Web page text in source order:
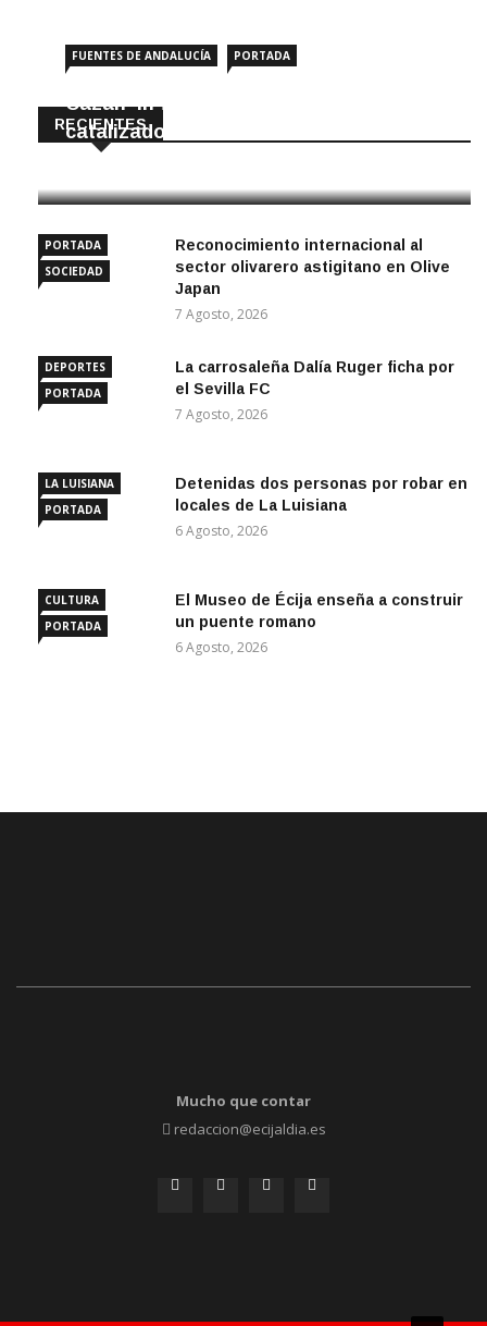
RECIENTES
FUENTES DE ANDALUCÍA PORTADA
Cazan ‘in fraganti’ a ladrones de
catalizadores
PORTADA
SOCIEDAD
Reconocimiento internacional al
sector olivarero astigitano en Olive
Japan
7 Agosto, 2026
DEPORTES
PORTADA
La carrosaleña Dalía Ruger ficha por
el Sevilla FC
7 Agosto, 2026
LA LUISIANA
PORTADA
Detenidas dos personas por robar en
locales de La Luisiana
6 Agosto, 2026
CULTURA
PORTADA
El Museo de Écija enseña a construir
un puente romano
6 Agosto, 2026
Mucho que contar
redaccion@ecijaldia.es